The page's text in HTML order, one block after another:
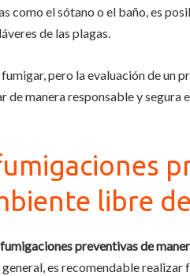
como el sótano o el baño, es
de las plagas.
pero la evaluación de un
manera responsable y segura
libre
preventivas de
es recomendable